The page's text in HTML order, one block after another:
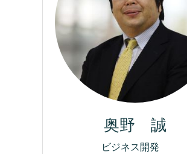
奥野 誠
ビジネス開発